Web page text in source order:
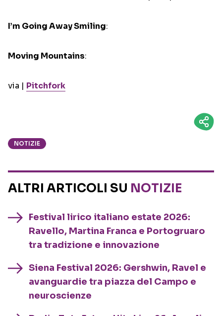
I’m Going Away Smiling:
Moving Mountains:
via | Pitchfork
NOTIZIE
ALTRI ARTICOLI SU NOTIZIE
Festival lirico italiano estate 2026:
Ravello, Martina Franca e Portogruaro
tra tradizione e innovazione
Siena Festival 2026: Gershwin, Ravel e
avanguardie tra piazza del Campo e
neuroscienze